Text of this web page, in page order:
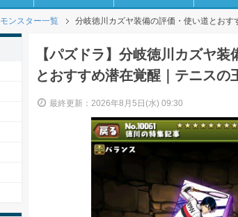
モンスター一覧 分岐徳川カズヤ装備の評価・使い道とお
【パズドラ】分岐徳川カズヤ
とおすすめ潜在覚醒｜テニスの
最終更新：2026年8月5日(水) 09:30